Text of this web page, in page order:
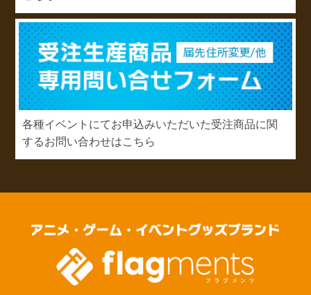
各種イベントにてお申込みいただいた受注商品に関
するお問い合わせはこちら